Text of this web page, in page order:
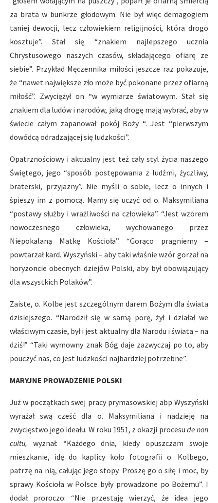
za brata w bunkrze głodowym. Nie był więc demagogiem
taniej dewocji, lecz człowiekiem religijności, która drogo
kosztuje”. Stał się “znakiem najlepszego ucznia
Chrystusowego naszych czasów, składającego ofiarę ze
siebie”. Przykład Męczennika miłości jeszcze raz pokazuje,
że “nawet największe zło może być pokonane przez ofiarną
miłość”. Zwyciężył on “w wymiarze światowym. Stał się
znakiem dla ludów i narodów, jaką drogę mają wybrać, aby w
świecie całym zapanował pokój Boży “. Jest “pierwszym
dowódcą odradzającej się ludzkości”.
Opatrznościowy i aktualny jest też cały styl życia naszego
Świętego, jego “sposób postępowania z ludźmi, życzliwy,
braterski, przyjazny”. Nie myśli o sobie, lecz o innych i
śpieszy im z pomocą. Mamy się uczyć od o. Maksymiliana
“postawy służby i wrażliwości na człowieka”. “Jest wzorem
nowoczesnego człowieka, wychowanego przez
Niepokalaną Matkę Kościoła”. “Gorąco pragniemy –
powtarzał kard. Wyszyński – aby taki właśnie wzór gorzał na
horyzoncie obecnych dziejów Polski, aby był obowiązujący
dla wszystkich Polaków”.
Zaiste, o. Kolbe jest szczególnym darem Bożym dla świata
dzisiejszego. “Narodził się w samą porę, żył i działał we
właściwym czasie, był i jest aktualny dla Narodu i świata – na
dziś!” “Taki wymowny znak Bóg daje zazwyczaj po to, aby
pouczyć nas, co jest ludzkości najbardziej potrzebne”.
MARYJNE PROWADZENIE POLSKI
Już w początkach swej pracy prymasowskiej abp Wyszyński
wyrażał swą cześć dla o. Maksymiliana i nadzieję na
zwycięstwo jego ideału. W roku 1951, z okazji procesu de non
cultu, wyznał: “Każdego dnia, kiedy opuszczam swoje
mieszkanie, idę do kaplicy koło fotografii o. Kolbego,
patrzę na nią, całując jego stopy. Proszę go o siłę i moc, by
sprawy Kościoła w Polsce były prowadzone po Bożemu”. I
dodał proroczo: “Nie przestaję wierzyć, że idea jego